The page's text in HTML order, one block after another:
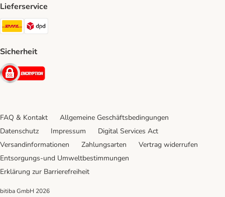
Lieferservice
DHL Shipping Method
Sicherheit
Security
FAQ & Kontakt
Allgemeine Geschäftsbedingungen
Datenschutz
Impressum
Digital Services Act
Versandinformationen
Zahlungsarten
Vertrag widerrufen
Entsorgungs-und Umweltbestimmungen
Erklärung zur Barrierefreiheit
bitiba GmbH 2026